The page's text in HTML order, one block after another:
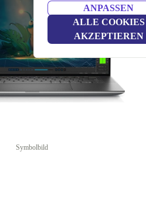
ANPASSEN
ALLE COOKIES
AKZEPTIEREN
Symbolbild